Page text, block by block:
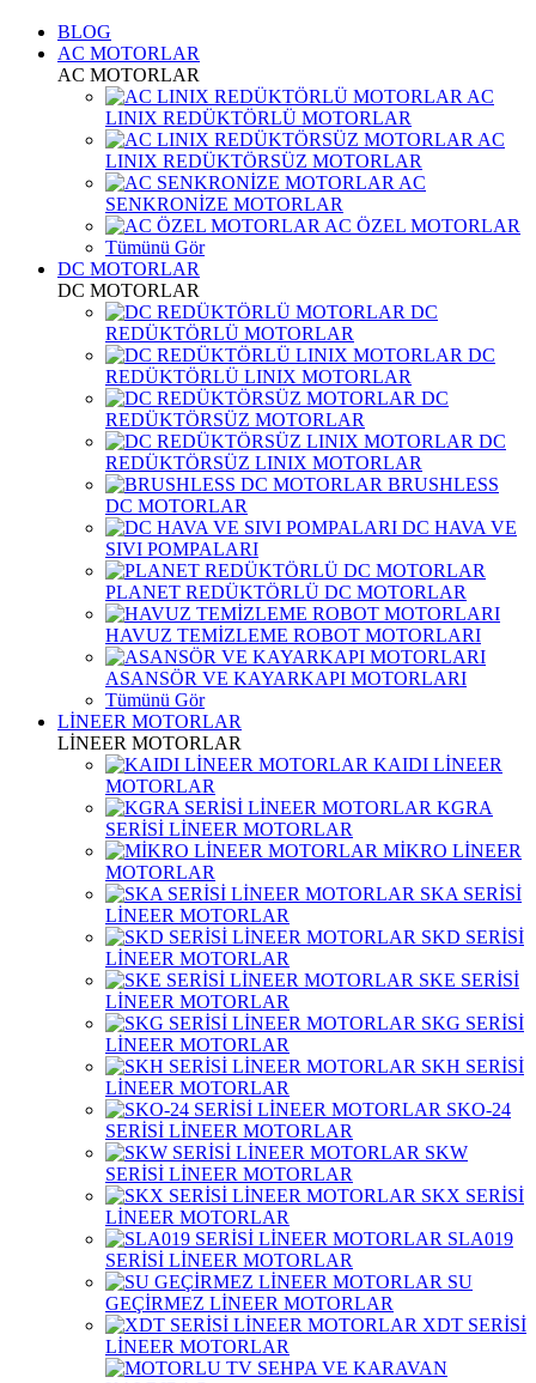
BLOG
AC MOTORLAR
AC MOTORLAR
AC
LINIX REDÜKTÖRLÜ MOTORLAR
AC
LINIX REDÜKTÖRSÜZ MOTORLAR
AC
SENKRONİZE MOTORLAR
AC ÖZEL MOTORLAR
Tümünü Gör
DC MOTORLAR
DC MOTORLAR
DC
REDÜKTÖRLÜ MOTORLAR
DC
REDÜKTÖRLÜ LINIX MOTORLAR
DC
REDÜKTÖRSÜZ MOTORLAR
DC
REDÜKTÖRSÜZ LINIX MOTORLAR
BRUSHLESS
DC MOTORLAR
DC HAVA VE
SIVI POMPALARI
PLANET REDÜKTÖRLÜ DC MOTORLAR
HAVUZ TEMİZLEME ROBOT MOTORLARI
ASANSÖR VE KAYARKAPI MOTORLARI
Tümünü Gör
LİNEER MOTORLAR
LİNEER MOTORLAR
KAIDI LİNEER
MOTORLAR
KGRA
SERİSİ LİNEER MOTORLAR
MİKRO LİNEER
MOTORLAR
SKA SERİSİ
LİNEER MOTORLAR
SKD SERİSİ
LİNEER MOTORLAR
SKE SERİSİ
LİNEER MOTORLAR
SKG SERİSİ
LİNEER MOTORLAR
SKH SERİSİ
LİNEER MOTORLAR
SKO-24
SERİSİ LİNEER MOTORLAR
SKW
SERİSİ LİNEER MOTORLAR
SKX SERİSİ
LİNEER MOTORLAR
SLA019
SERİSİ LİNEER MOTORLAR
SU
GEÇİRMEZ LİNEER MOTORLAR
XDT SERİSİ
LİNEER MOTORLAR